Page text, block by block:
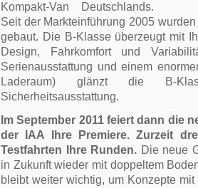
Kompakt-Van Deutschlands.
Seit der Markteinführung 2005
gebaut. Die B-Klasse überzeugt mit
Design, Fahrkomfort und
Serienausstattung und einem
Laderaum) glänzt die B-
Sicherheitsausstattung.
Im September 2011 feiert dann die
der IAA Ihre Premiere. Zurzeit
Testfahrten Ihre Runden. Die neue
in Zukunft wieder mit doppeltem
bleibt weiter wichtig, um Konzepte